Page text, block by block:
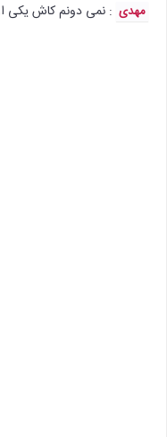
مهدی : نمی دونم کاش یکی